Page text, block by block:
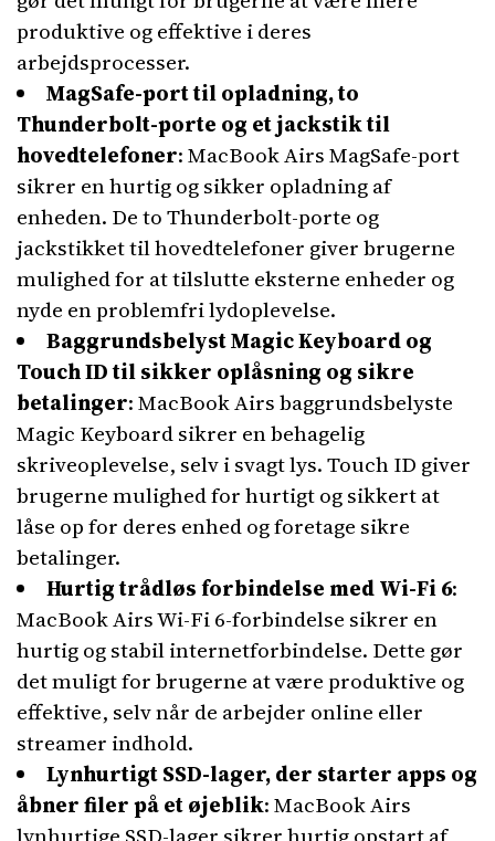
produktive og effektive i deres
arbejdsprocesser.
MagSafe-port til opladning, to
Thunderbolt-porte og et jackstik til
hovedtelefoner: MacBook Airs MagSafe-port
sikrer en hurtig og sikker opladning af
enheden. De to Thunderbolt-porte og
jackstikket til hovedtelefoner giver brugerne
mulighed for at tilslutte eksterne enheder og
nyde en problemfri lydoplevelse.
Baggrundsbelyst Magic Keyboard og
Touch ID til sikker oplåsning og sikre
betalinger: MacBook Airs baggrundsbelyste
Magic Keyboard sikrer en behagelig
skriveoplevelse, selv i svagt lys. Touch ID giver
brugerne mulighed for hurtigt og sikkert at
låse op for deres enhed og foretage sikre
betalinger.
Hurtig trådløs forbindelse med Wi-Fi 6:
MacBook Airs Wi-Fi 6-forbindelse sikrer en
hurtig og stabil internetforbindelse. Dette gør
det muligt for brugerne at være produktive og
effektive, selv når de arbejder online eller
streamer indhold.
Lynhurtigt SSD-lager, der starter apps og
åbner filer på et øjeblik: MacBook Airs